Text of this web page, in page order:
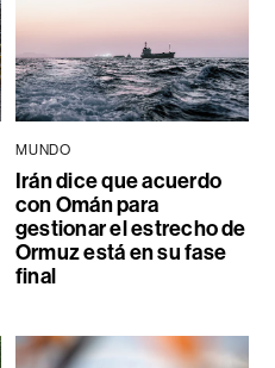
MUNDO
Irán dice que acuerdo
con Omán para
gestionar el estrecho de
Ormuz está en su fase
final